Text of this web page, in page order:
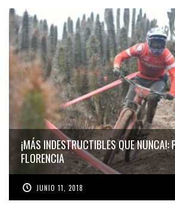
¡MÁS INDESTRUCTIBLES QUE NUNCA!:
FLORENCIA
JUNIO 11, 2018